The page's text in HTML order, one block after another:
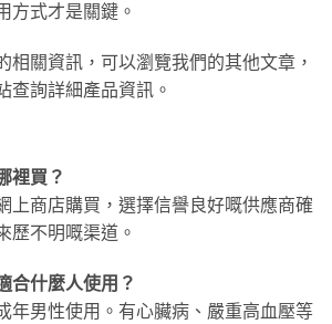
方式才是關鍵。
相關資訊，可以瀏覽我們的其他文章，
查詢詳細產品資訊。
裡買？
上商店購買，選擇信譽良好嘅供應商確
歷不明嘅渠道。
合什麼人使用？
年男性使用。有心臟病、嚴重高血壓等